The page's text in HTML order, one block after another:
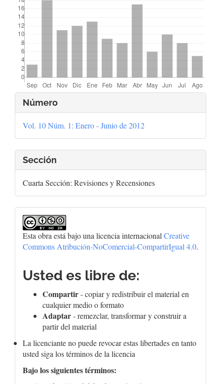
Detalles
del
artículo
Número
Vol. 10 Núm. 1: Enero - Junio de 2012
Sección
Cuarta Sección: Revisiones y Recensiones
Esta obra está bajo una licencia internacional Creative
Commons Atribución-NoComercial-CompartirIgual 4.0.
Usted es libre de:
Compartir- copiar y redistribuir el material en
cualquier medio o formato
Adaptar- remezclar, transformar y construir a
partir del material
La licenciante no puede revocar estas libertades en tanto
usted siga los términos de la licencia
Bajo los siguientes términos: